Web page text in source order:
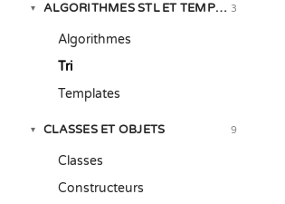
▾ ALGORITHMES STL ET TEMPLATES
3
Algorithmes
Tri
Templates
▾ CLASSES ET OBJETS 9
Classes
Constructeurs